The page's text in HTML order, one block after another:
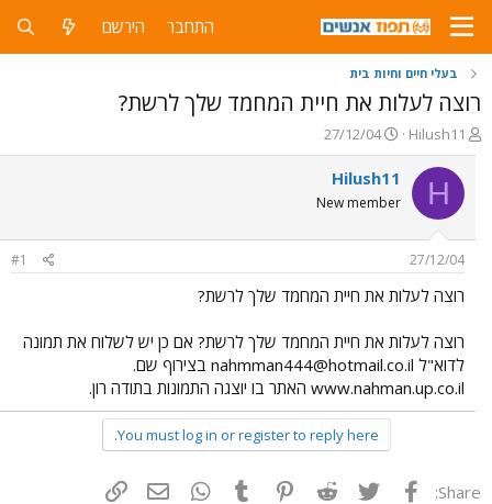
התחבר הירשם
בעלי חיים וחיות בית
רוצה לעלות את חיית המחמד שלך לרשת?
פ
ו
ת
ח
ה
ש
א
Hilush11
פ
ו
ר
ס
ם
ר
27/12/04
H
Hilush11
New member
27/12/04
#1
רוצה לעלות את חיית המחמד שלך לרשת?
רוצה לעלות את חיית המחמד שלך לרשת? אם כן יש לשלוח את תמונה
לדוא"ל nahmman444@hotmail.co.il בצירוף שם.
www.nahman.up.co.il האתר בו יוצגה התמונות בתודה רון.
You must log in or register to reply here.
Share: פייסבוק Twitter
Reddit
Pinterest
Tumblr
WhatsAppדואר אלקטרוני